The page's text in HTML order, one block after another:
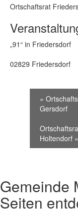
Ortschaftsrat
„91“ in Friedersdorf
02829 Friedersdorf
«
Gersdorf
Holtendorf »
Gemeinde
Seiten